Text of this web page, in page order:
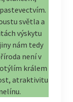
světla a
výskytu
nám tedy
není v
králem
atraktivitu